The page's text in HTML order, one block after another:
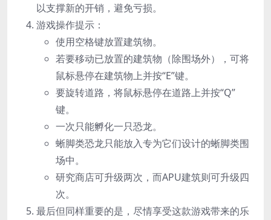
以支撑新的开销，避免亏损。
游戏操作提示：
使用空格键放置建筑物。
若要移动已放置的建筑物（除围场外），可将
鼠标悬停在建筑物上并按“E”键。
要旋转道路，将鼠标悬停在道路上并按“Q”
键。
一次只能孵化一只恐龙。
蜥脚类恐龙只能放入专为它们设计的蜥脚类围
场中。
研究商店可升级两次，而APU建筑则可升级四
次。
最后但同样重要的是，尽情享受这款游戏带来的乐